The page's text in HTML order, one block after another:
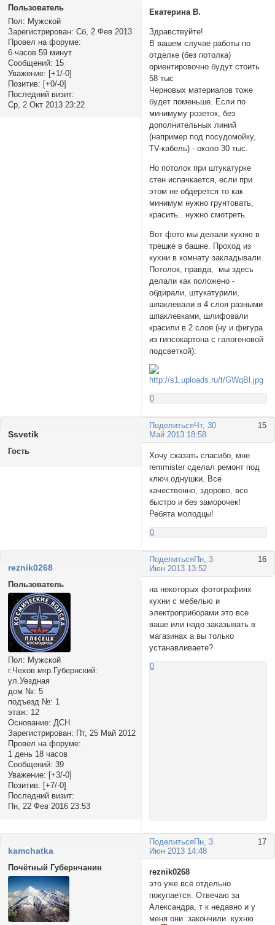
Пользователь
Пол: Мужской
Зарегистрирован: Сб, 2 Фев 2013
Провел на форуме:
6 часов 59 минут
Сообщений: 15
Уважение: [+1/-0]
Позитив: [+0/-0]
Последний визит:
Ср, 2 Окт 2013 23:22
Екатерина В.
Здравствуйте!
В вашем случае работы по
отделке (без потолка)
ориентировочно будут стоить
58 тыс
Черновых материалов тоже
будет поменьше. Если по
минимуму розеток, без
дополнительных линий
(например под посудомойку,
TV-кабель) - около 30 тыс.
Но потолок при штукатурке
стен испачкается, если при
этом не обдерется то как
минимум нужно грунтовать,
красить.. нужно смотреть.
Вот фото мы делали кухню в
трешке в башне. Проход из
кухни в комнату закладывали.
Потолок, правда, мы здесь
делали как положено -
обдирали, штукатурили,
шпаклевали в 4 слоя разными
шпаклевками, шлифовали
красили в 2 слоя (ну и фигура
из гипсокартона с галогеновой
подсветкой):
0
Поделиться 15
Чт, 30
Май 2013 18:58
Ssvetik
Гость
Хочу сказать спасибо, мне
remmister сделал ремонт под
ключ однушки. Все
качественно, здорово, все
быстро и без заморочек!
Ребята молодцы!
0
Поделиться 16
Пн, 3
Июн 2013 13:52
reznik0268
Пользователь
Пол: Мужской
г.Чехов мкр.Губернский:
ул.Уездная
дом №: 5
подъезд №: 1
этаж: 12
Основание: ДСН
Зарегистрирован: Пт, 25 Май 2012
Провел на форуме:
1 день 18 часов
Сообщений: 39
Уважение: [+3/-0]
Позитив: [+7/-0]
Последний визит:
Пн, 22 Фев 2016 23:53
на некоторых фотографиях
кухни с мебелью и
электроприборами это все
ваше или надо заказывать в
магазинах а вы только
устанавливаете?
0
Поделиться 17
Пн, 3
Июн 2013 14:48
kamchatka
Почётный Губернчанин
reznik0268
это уже всё отдельно
покупается. Отвечаю за
Александра, т к недавно и у
меня они закончили кухню